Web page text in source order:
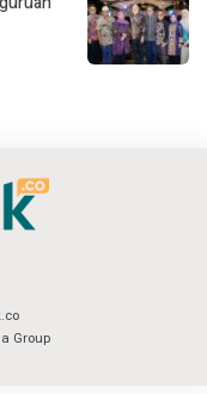
Group